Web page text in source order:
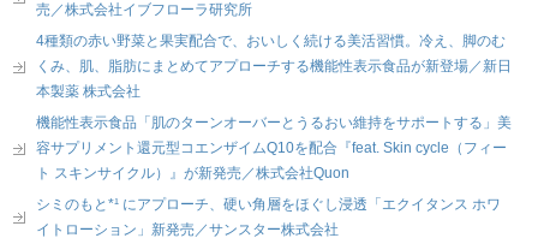
売／株式会社イブフローラ研究所
4種類の赤い野菜と果実配合で、おいしく続ける美活習慣。冷え、脚のむ
くみ、肌、脂肪にまとめてアプローチする機能性表示食品が新登場／新日
本製薬 株式会社
機能性表示食品「肌のターンオーバーとうるおい維持をサポートする」美
容サプリメント還元型コエンザイムQ10を配合『feat. Skin cycle（フィー
ト スキンサイクル）』が新発売／株式会社Quon
シミのもと*¹ にアプローチ、硬い角層をほぐし浸透「エクイタンス ホワ
イトローション」新発売／サンスター株式会社